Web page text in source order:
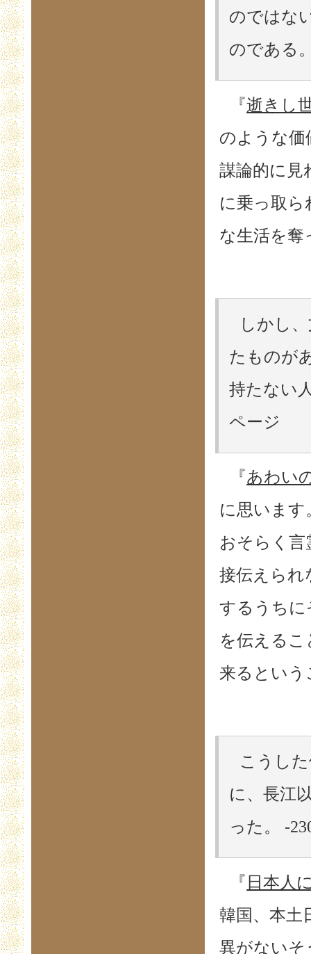
のではな
のである
『逝きし
のような価
謀論的に見
に乗っ取
な生活を
しかし
たものが
持たない
ページ
『あわい
に思います
おそらく言
接伝えられ
するうちに
を伝える
来るとい
こうし
に、長江
った。 -
『 日本人
韓国、本土
異がないそ